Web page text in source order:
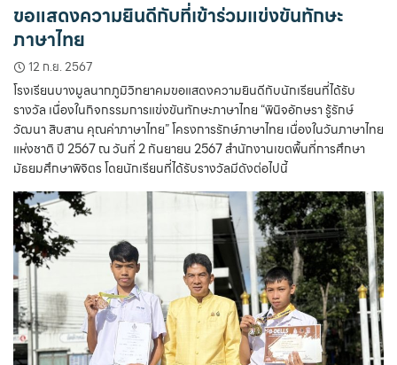
ขอแสดงความยินดีกับที่เข้าร่วมแข่งขันทักษะ
ภาษาไทย
12 ก.ย. 2567
โรงเรียนบางมูลนากภูมิวิทยาคมขอแสดงความยินดีกับนักเรียนที่ได้รับ
รางวัล เนื่องในกิจกรรมการแข่งขันทักษะภาษาไทย “พินิจอักษรา รู้รักษ์
วัฒนา สิบสาน คุณค่าภาษาไทย” โครงการรักษ์ภาษาไทย เนื่องในวันภาษาไทย
แห่งชาติ ปี 2567 ณ วันที่ 2 กันยายน 2567 สำนักงานเขตพื้นที่การศึกษา
มัธยมศึกษาพิจิตร โดยนักเรียนที่ได้รับรางวัลมีดังต่อไปนี้